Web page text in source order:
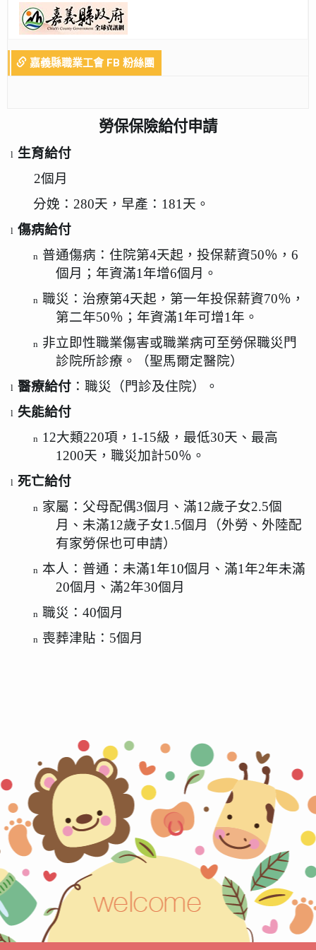
嘉義縣職業工會 FB 粉絲團
勞保保險給付申請
l 生育給付
2個月
分娩： 280天，早產： 181天。
l 傷病給付
n 普通傷病：住院第4天起，投保薪資50％， 6
個月；年資滿1年增6個月。
n 職災：治療第4天起，第一年投保薪資70％，
第二年50％；年資滿1年可增1年。
n 非立即性職業傷害或職業病可至勞保職災門
診院所診療。（聖馬爾定醫院）
l 醫療給付 ：職災（門診及住院）。
l 失能給付
n 12大類220項， 1-15級，最低30天、最高
1200天，職災加計50％。
l 死亡給付
n 家屬：父母配偶3個月、滿12歲子女2.5個
月、未滿12歲子女1.5個月（外勞、外陸配
有家勞保也可申請）
n 本人：普通：未滿1年10個月、滿1年2年未滿
20個月、滿2年30個月
n 職災： 40個月
n 喪葬津貼： 5個月